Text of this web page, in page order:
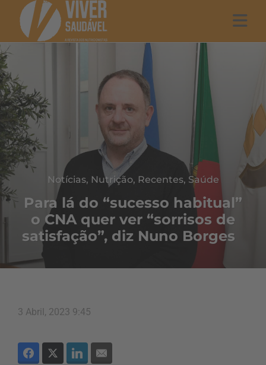
Notícias, Nutrição, Recentes, Saúde
Para lá do “sucesso habitual”
o CNA quer ver “sorrisos de
satisfação”, diz Nuno Borges
3 Abril, 2023 9:45